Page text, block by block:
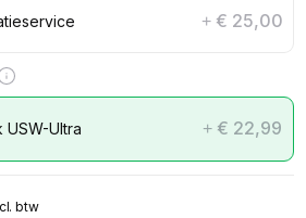
+ € 25,00
USW-Ultra + € 22,99
btw